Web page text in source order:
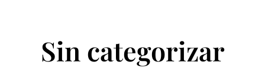
Sin categorizar